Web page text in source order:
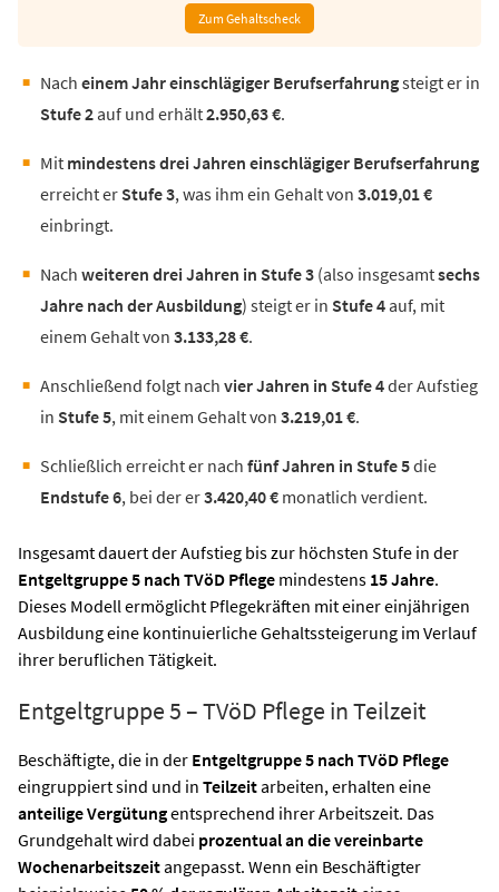
Zum Gehaltscheck
Nach einem Jahr einschlägiger Berufserfahrungsteigt er in
Stufe 2auf und erhält2.950,63 €.
Mit mindestens drei Jahren einschlägiger Berufserfahrung
erreicht er Stufe 3, was ihm ein Gehalt von 3.019,01 €
einbringt.
Nach weiteren drei Jahren in Stufe 3 (also insgesamtsechs
Jahre nach der Ausbildung) steigt er in Stufe 4auf, mit
einem Gehalt von 3.133,28 €.
Anschließend folgt nach vier Jahren in Stufe 4der Aufstieg
in Stufe 5, mit einem Gehalt von 3.219,01 €.
Schließlich erreicht er nach fünf Jahren in Stufe 5die
Endstufe 6, bei der er3.420,40 € monatlich verdient.
Insgesamt dauert der Aufstieg bis zur höchsten Stufe in der
Entgeltgruppe 5 nach TVöD Pflege mindestens 15 Jahre.
Dieses Modell ermöglicht Pflegekräften mit einer einjährigen
Ausbildung eine kontinuierliche Gehaltssteigerung im Verlauf
ihrer beruflichen Tätigkeit.
Entgeltgruppe 5 – TVöD Pflege in Teilzeit
Beschäftigte, die in der Entgeltgruppe 5 nach TVöD Pflege
eingruppiert sind und in Teilzeitarbeiten, erhalten eine
anteilige Vergütungentsprechend ihrer Arbeitszeit. Das
Grundgehalt wird dabei prozentual an die vereinbarte
Wochenarbeitszeitangepasst. Wenn ein Beschäftigter